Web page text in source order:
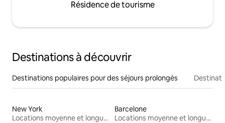
Résidence de tourisme
Destinations à découvrir
Destinations populaires pour des séjours prolongés
New York
Locations moyenne et longue durée
Barcelone
Locations moyenne et longue durée